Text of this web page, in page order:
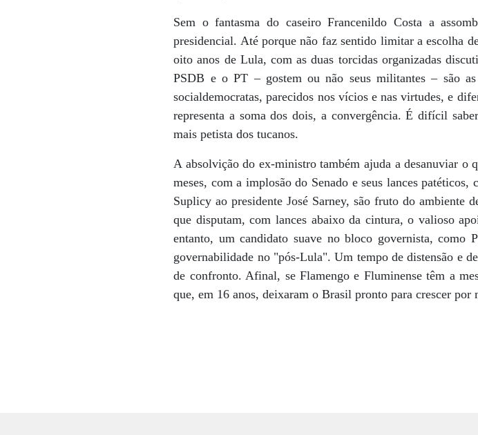
Sem o fantasma do caseiro Francenildo Costa a
presidencial. Até porque não faz sentido limitar a escolha
oito anos de Lula, com as duas torcidas organizadas
PSDB e o PT – gostem ou não seus militantes – são
socialdemocratas, parecidos nos vícios e nas virtudes, e
representa a soma dos dois, a convergência. É difícil
mais petista dos tucanos.
A absolvição do ex-ministro também ajuda a desanuviar
meses, com a implosão do Senado e seus lances
Suplicy ao presidente José Sarney, são fruto do ambiente
que disputam, com lances abaixo da cintura, o valioso
entanto, um candidato suave no bloco governista, como
governabilidade no "pós-Lula". Um tempo de distensão e
de confronto. Afinal, se Flamengo e Fluminense têm a
que, em 16 anos, deixaram o Brasil pronto para crescer por